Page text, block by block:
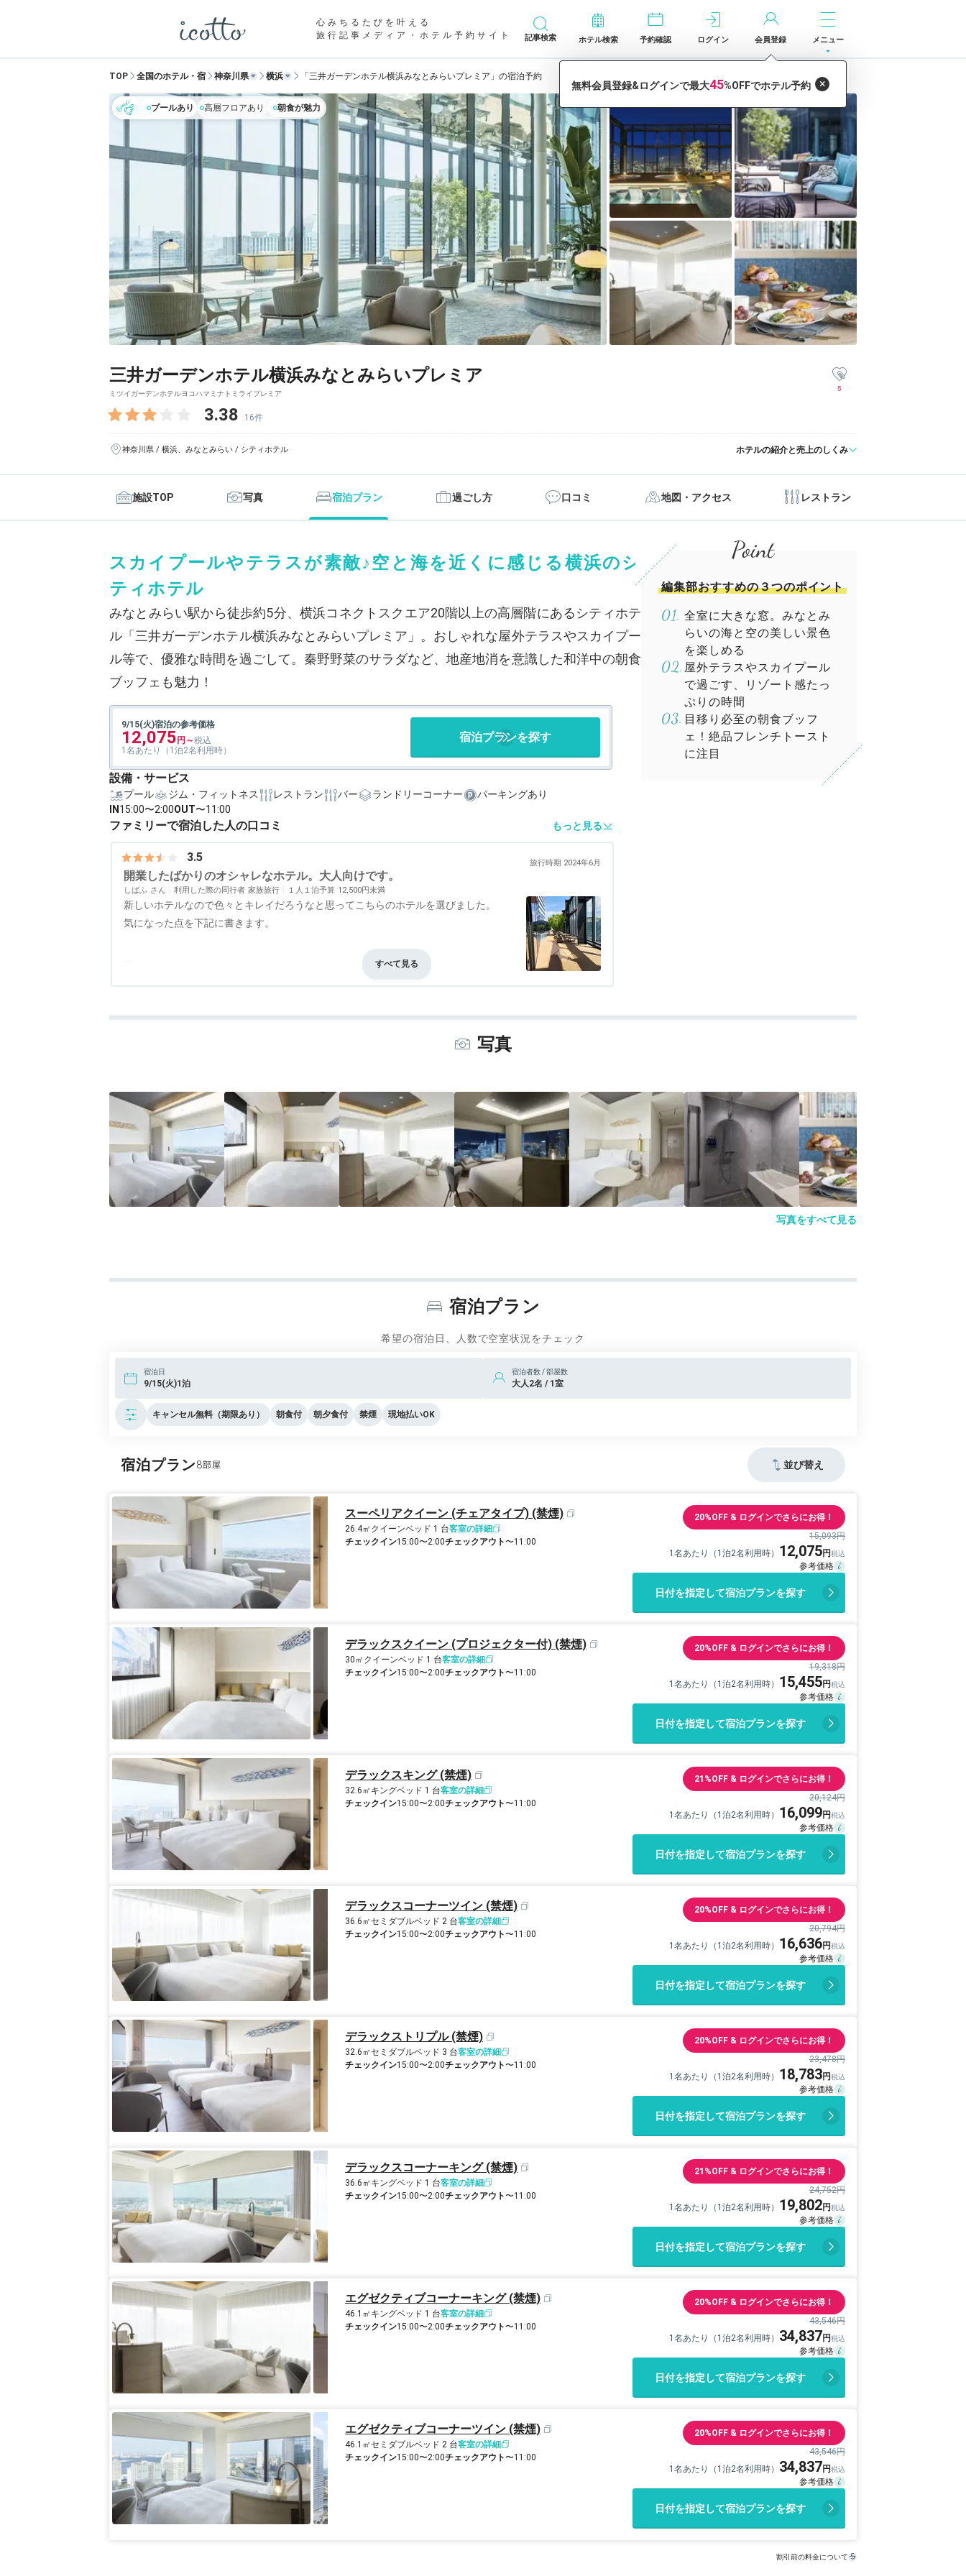
心みちるたびを叶える
旅行記事メディア・ホテル予約サイト
記事検索 ホテル検索 予約確認 ログイン 会員登録 メニュー
TOP 全国のホテル・宿 神奈川県 横浜 「三井ガーデンホテル横浜みなとみらいプレミア」の宿泊予約
プールあり 高層フロアあり 朝食が魅力
三井ガーデンホテル横浜みなとみらいプレミア
ミツイガーデンホテルヨコハマミナトミライプレミア
3.38 16件
5
神奈川県 / 横浜、みなとみらい / シティホテル ホテルの紹介と売上のしくみ
施設TOP 写真 宿泊プラン 過ごし方 口コミ 地図・アクセス レストラン
スカイプールやテラスが素敵♪空と海を近くに感じる横浜のシ
ティホテル
みなとみらい駅から徒歩約5分、横浜コネクトスクエア20階以上の高層階にあるシティホテ
ル「三井ガーデンホテル横浜みなとみらいプレミア」。おしゃれな屋外テラスやスカイプー
ル等で、優雅な時間を過ごして。秦野野菜のサラダなど、地産地消を意識した和洋中の朝食
ブッフェも魅力！
9/15(火)宿泊の参考価格
12,075
1名あたり（1泊2名利用時）
宿泊プランを探す
設備・サービス
プール ジム・フィットネス レストラン バー ランドリーコーナー
パーキングあり
IN 15:00〜2:00OUT〜11:00
ファミリーで宿泊した人の口コミ もっと見る
3.5 旅行時期 2024年6月
開業したばかりのオシャレなホテル。大人向けです。
しばふ 利用した際の同行者 家族旅行 １人１泊予算 12,500円未満
新しいホテルなので色々とキレイだろうなと思ってこちらのホテルを選びました。
気になった点を下記に書きます。
★★ここはちょっと…と思った点
■部屋がやや狭い（クローゼットなし、スーツケースを広げるスペースもなし）
■洗面台や浴室が部屋と同じスペースにあること
■自販機や氷が全フロアにないので買いに行くのが面倒
■ビルの20階にフロントがあるので外出が少々面倒
■タクシー乗り場がないのでイチイチタクシーを呼ぶしかなく迎車料金（500円くら
■横浜の主要施設から微妙に離れていてアクセスがイマイチ
全体的には良いホテルだったと思います。
ですが小学生がいる我が家には残念だなーと思う場面もありました。
大人向けな感じのホテルなので大人同士にはとても良さそうです。
4.0 バリアフリー評価なし
編集部おすすめの３つのポイント
全室に大きな窓。みなとみ
らいの海と空の美しい景色
を楽しめる
屋外テラスやスカイプール
で過ごす、リゾート感たっ
ぷりの時間
目移り必至の朝食ブッフ
ェ！絶品フレンチトースト
に注目
写真
写真をすべて見る
宿泊プラン
希望の宿泊日、人数で空室状況をチェック
宿泊日
9/15(火)1泊
宿泊者数 / 部屋数
大人2名 / 1室
キャンセル無料（期限あり） 朝食付 朝夕食付 禁煙 現地払いOK
宿泊プラン8 並び替え
スーペリアクイーン (チェアタイプ) (禁煙)
26.4㎡ クイーンベッド 1 台客室の詳細
チェックイン15:00〜2:00チェックアウト〜11:00
20%OFF & ログインでさらにお得！
15,093円
1名あたり（1泊2名利用時） 12,075
日付を指定して宿泊プランを探す
デラックスクイーン (プロジェクター付) (禁煙)
30㎡ クイーンベッド 1 台客室の詳細
チェックイン15:00〜2:00チェックアウト〜11:00
20%OFF & ログインでさらにお得！
19,318円
1名あたり（1泊2名利用時） 15,455
日付を指定して宿泊プランを探す
デラックスキング (禁煙)
32.6㎡ キングベッド 1 台客室の詳細
チェックイン15:00〜2:00チェックアウト〜11:00
21%OFF & ログインでさらにお得！
20,124円
1名あたり（1泊2名利用時） 16,099
日付を指定して宿泊プランを探す
デラックスコーナーツイン (禁煙)
36.6㎡セミダブルベッド 2 台客室の詳細
チェックイン15:00〜2:00チェックアウト〜11:00
20%OFF & ログインでさらにお得！
20,794円
1名あたり（1泊2名利用時） 16,636
日付を指定して宿泊プランを探す
デラックストリプル (禁煙)
32.6㎡セミダブルベッド 3 台客室の詳細
チェックイン15:00〜2:00チェックアウト〜11:00
20%OFF & ログインでさらにお得！
23,478円
1名あたり（1泊2名利用時） 18,783
日付を指定して宿泊プランを探す
デラックスコーナーキング (禁煙)
36.6㎡ キングベッド 1 台客室の詳細
チェックイン15:00〜2:00チェックアウト〜11:00
21%OFF & ログインでさらにお得！
24,752円
1名あたり（1泊2名利用時） 19,802
日付を指定して宿泊プランを探す
エグゼクティブコーナーキング (禁煙)
46.1㎡ キングベッド 1 台客室の詳細
チェックイン15:00〜2:00チェックアウト〜11:00
20%OFF & ログインでさらにお得！
43,546円
1名あたり（1泊2名利用時） 34,837
日付を指定して宿泊プランを探す
エグゼクティブコーナーツイン (禁煙)
46.1㎡セミダブルベッド 2 台客室の詳細
チェックイン15:00〜2:00チェックアウト〜11:00
20%OFF & ログインでさらにお得！
43,546円
1名あたり（1泊2名利用時） 34,837
日付を指定して宿泊プランを探す
割引前の料金について